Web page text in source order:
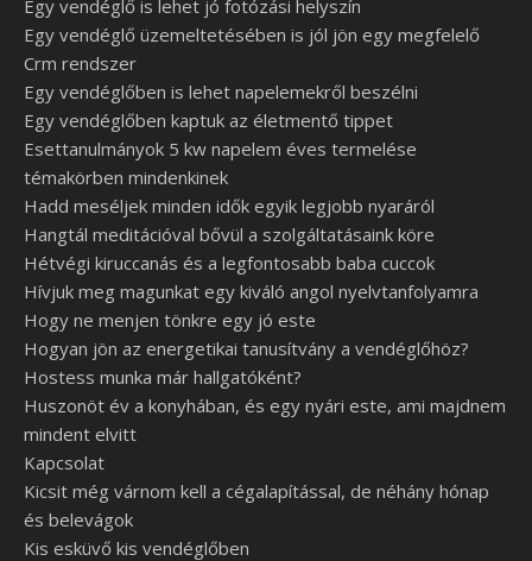
Egy vendéglő is lehet jó fotózási helyszín
Egy vendéglő üzemeltetésében is jól jön egy megfelelő
Crm rendszer
Egy vendéglőben is lehet napelemekről beszélni
Egy vendéglőben kaptuk az életmentő tippet
Esettanulmányok 5 kw napelem éves termelése
témakörben mindenkinek
Hadd meséljek minden idők egyik legjobb nyaráról
Hangtál meditációval bővül a szolgáltatásaink köre
Hétvégi kiruccanás és a legfontosabb baba cuccok
Hívjuk meg magunkat egy kiváló angol nyelvtanfolyamra
Hogy ne menjen tönkre egy jó este
Hogyan jön az energetikai tanusítvány a vendéglőhöz?
Hostess munka már hallgatóként?
Huszonöt év a konyhában, és egy nyári este, ami majdnem
mindent elvitt
Kapcsolat
Kicsit még várnom kell a cégalapítással, de néhány hónap
és belevágok
Kis esküvő kis vendéglőben